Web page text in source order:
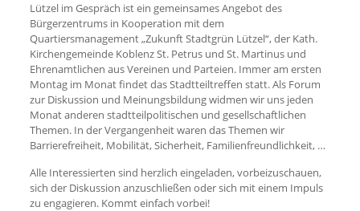
Lützel im Gespräch ist ein gemeinsames Angebot des
Bürgerzentrums in Kooperation mit dem
Quartiersmanagement „Zukunft Stadtgrün Lützel“, der Kath.
Kirchengemeinde Koblenz St. Petrus und St. Martinus und
Ehrenamtlichen aus Vereinen und Parteien. Immer am ersten
Montag im Monat findet das Stadtteiltreffen statt. Als Forum
zur Diskussion und Meinungsbildung widmen wir uns jeden
Monat anderen stadtteilpolitischen und gesellschaftlichen
Themen. In der Vergangenheit waren das Themen wir
Barrierefreiheit, Mobilität, Sicherheit, Familienfreundlichkeit, …
Alle Interessierten sind herzlich eingeladen, vorbeizuschauen,
sich der Diskussion anzuschließen oder sich mit einem Impuls
zu engagieren. Kommt einfach vorbei!